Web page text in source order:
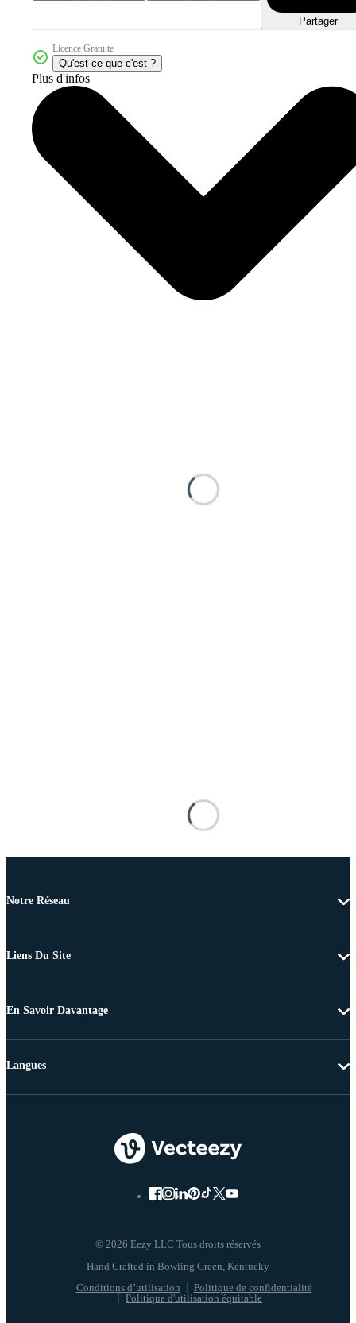
Partager
Licence Gratuite
Qu'est-ce que c'est ?
Plus d'infos
Notre Réseau
Liens Du Site
En Savoir Davantage
© 2026 Eezy LLC Tous droits réservés
Conditions d’utilisation
Politique de confidentialité
Politique d'utilisation équitable
Langues